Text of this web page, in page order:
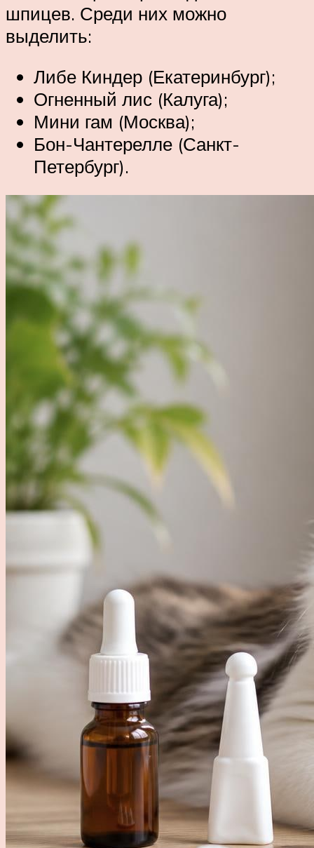
шпицев. Среди них можно
выделить:
Либе Киндер (Екатеринбург);
Огненный лис (Калуга);
Мини гам (Москва);
Бон-Чантерелле (Санкт-
Петербург).